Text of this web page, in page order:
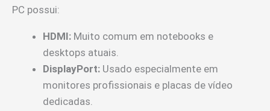
PC possui:
HDMI: Muito comum em notebooks e
desktops atuais.
DisplayPort: Usado especialmente em
monitores profissionais e placas de vídeo
dedicadas.